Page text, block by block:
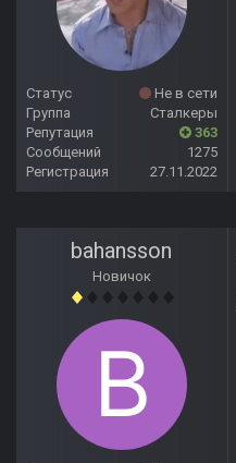
Статус
Не в сети
Группа
Сталкеры
Репутация
363
Сообщений
1275
Регистрация
27.11.2022
bahansson
Новичок